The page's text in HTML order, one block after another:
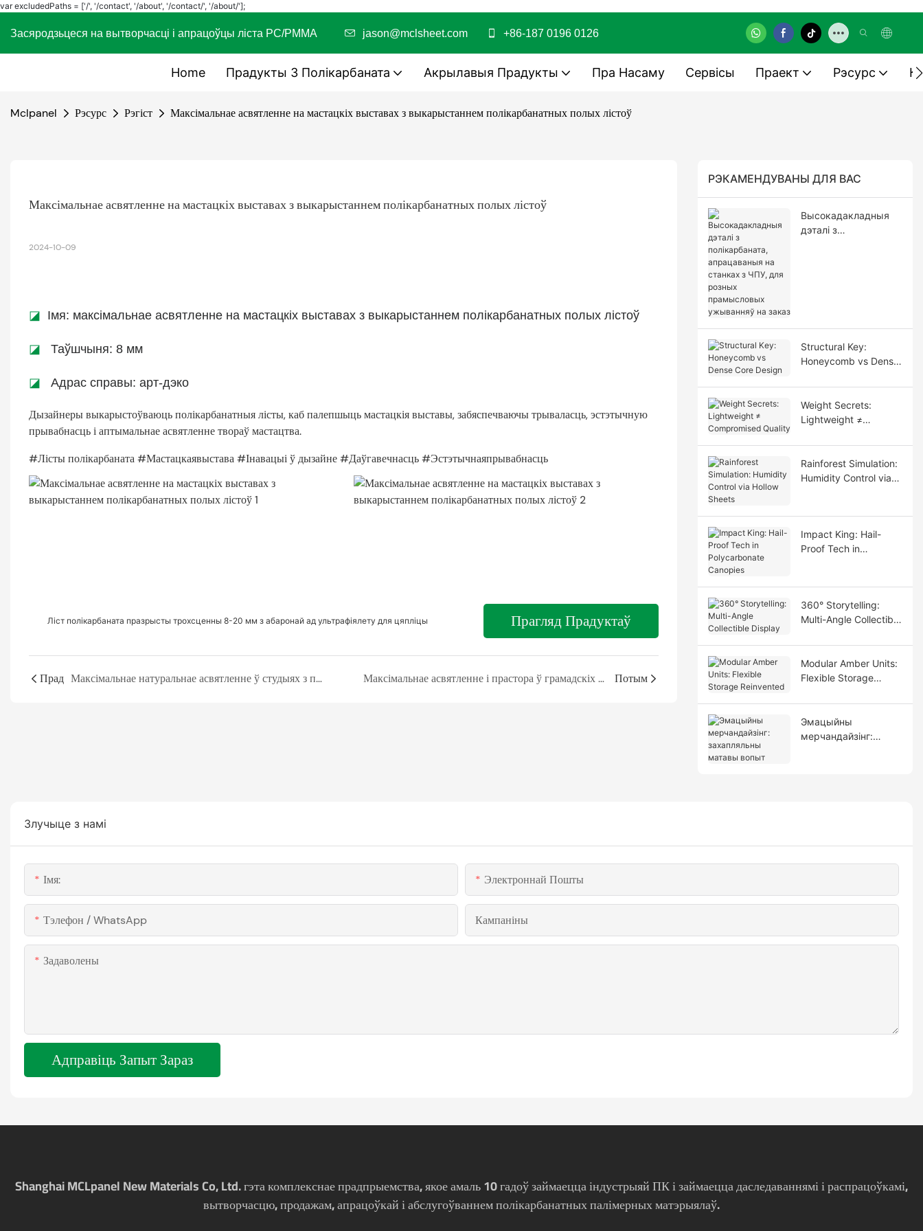
var excludedPaths = ['/', '/contact', '/about', '/contact/', '/about/'];
Засяродзьцеся на вытворчасці і апрацоўцы ліста PC/PMMA jason@mclsheet.com +86-187 0196 0126
Home Прадукты З Полікарбаната Акрылавыя Прадукты Пра Насаму Сервісы Праект Рэсурс
Mclpanel Рэсурс Рэгіст Максімальнае асвятленне на мастацкіх выставах з выкарыстаннем полікарбанатных полых лістоў
Максімальнае асвятленне на мастацкіх выставах з выкарыстаннем полікарбанатных полых лістоў
2024-10-09
◪ Імя: максімальнае асвятленне на мастацкіх выставах з выкарыстаннем полікарбанатных полых лістоў
◪ Таўшчыня: 8 мм
◪ Адрас справы: арт-дэко
Дызайнеры выкарыстоўваюць полікарбанатныя лісты, каб палепшыць мастацкія выставы, забяспечваючы трываласць, эстэтычную
прывабнасць і аптымальнае асвятленне твораў мастацтва.
#Лісты полікарбаната #Мастацкаявыстава #Інавацыі ў дызайне #Даўгавечнасць #Эстэтычнаяпрывабнасць
Ліст полікарбаната празрысты трохсценны 8-20 мм з абаронай ад ультрафіялету для цяпліцы Прагляд Прадуктаў
Прад Максімальнае натуральнае асвятленне ў студыях з полікарбанатным полым лістом Максімальнае асвятленне і прастора ў грамадскіх цэнтрах з устаўкай полікарбанатных лістоў Потым
РЭКАМЕНДУВАНЫ ДЛЯ ВАС
Высокадакладныя
дэталі з
Structural Key:
Honeycomb vs Dense
Weight Secrets:
Lightweight ≠
Rainforest Simulation:
Humidity Control via
Impact King: Hail-
Proof Tech in
360° Storytelling:
Multi-Angle Collectible
Modular Amber Units:
Flexible Storage
Эмацыйны
мерчандайзінг:
Злучыце з намі
Імя: Электроннай Пошты
Тэлефон / WhatsApp Кампаніны
Задаволены
Адправіць Запыт Зараз
Shanghai MCLpanel New Materials Co, Ltd. гэта комплекснае прадпрыемства, якое амаль 10 гадоў займаецца індустрыяй ПК і займаецца даследаваннямі і распрацоўкамі,
вытворчасцю, продажам, апрацоўкай і абслугоўваннем полікарбанатных палімерных матэрыялаў.